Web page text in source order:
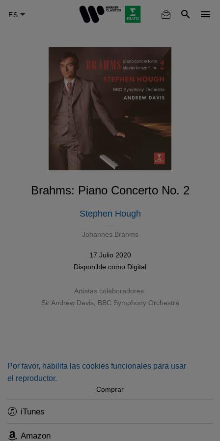
Brahms: Piano Concerto No. 2
Stephen Hough
Johannes Brahms
17 Julio 2020
Disponible como Digital
Artistas colaboradores:
Sir Andrew Davis
BBC Symphony Orchestra
Por favor, habilita las cookies funcionales para usar
el reproductor.
Comprar
iTunes
Amazon